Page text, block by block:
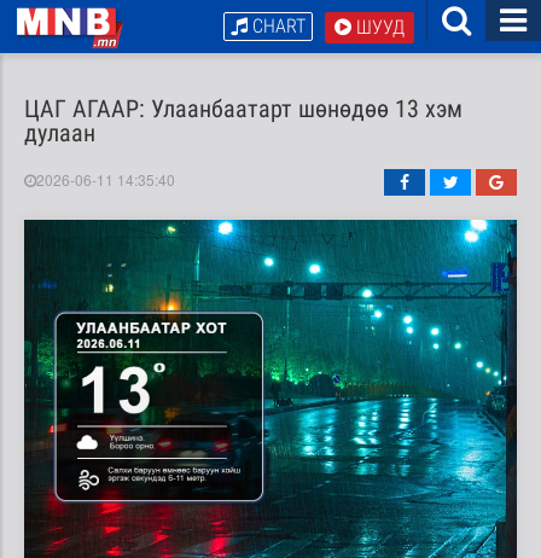
ШУУД
CHART
ЦАГ АГААР: Улаанбаатарт шөнөдөө 13 хэм
дулаан
2026-06-11 14:35:40